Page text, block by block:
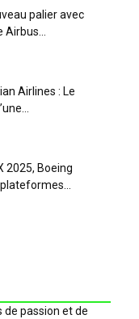
palier avec
Airbus...
Airlines : Le
2025, Boeing
de passion et de